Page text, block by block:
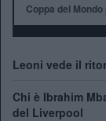
Coppa del
Leoni vede il
Chi è Ibrahim
del Liverpool